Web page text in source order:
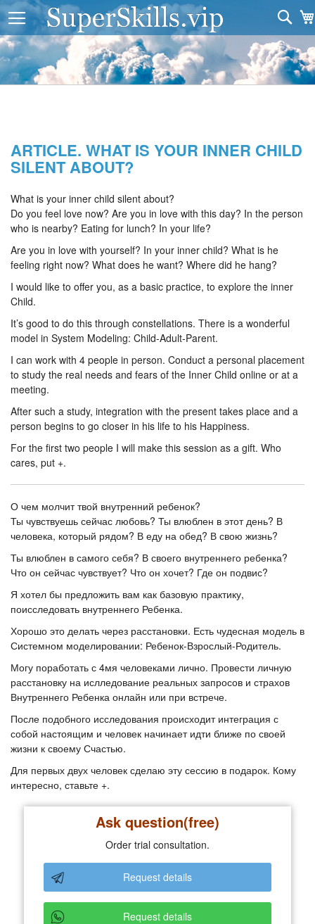
ARTICLE. WHAT IS YOUR INNER CHILD
SILENT ABOUT?
What is your inner child silent about?
Do you feel love now? Are you in love with this day? In the person
who is nearby? Eating for lunch? In your life?
Are you in love with yourself? In your inner child? What is he
feeling right now? What does he want? Where did he hang?
I would like to offer you, as a basic practice, to explore the inner
Child.
It’s good to do this through constellations. There is a wonderful
model in System Modeling: Child-Adult-Parent.
I can work with 4 people in person. Conduct a personal placement
to study the real needs and fears of the Inner Child online or at a
meeting.
After such a study, integration with the present takes place and a
person begins to go closer in his life to his Happiness.
For the first two people I will make this session as a gift. Who
cares, put +.
О чем молчит твой внутренний ребенок?
Ты чувствуешь сейчас любовь? Ты влюблен в этот день? В
человека, который рядом? В еду на обед? В свою жизнь?
Ты влюблен в самого себя? В своего внутреннего ребенка?
Что он сейчас чувствует? Что он хочет? Где он подвис?
Я хотел бы предложить вам как базовую практику,
поисследовать внутреннего Ребенка.
Хорошо это делать через расстановки. Есть чудесная модель в
Системном моделировании: Ребенок-Взрослый-Родитель.
Могу поработать с 4мя человеками лично. Провести личную
расстановку на ислледование реальных запросов и страхов
Внутреннего Ребенка онлайн или при встрече.
После подобного исследования происходит интеграция с
собой настоящим и человек начинает идти ближе по своей
жизни к своему Счастью.
Для первых двух человек сделаю эту сессию в подарок. Кому
интересно, ставьте +.
Ask question(free)
Order trial consultation.
Request details
Request details